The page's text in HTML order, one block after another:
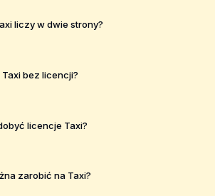
liczy w dwie strony?
Taxi bez licencji?
licencje Taxi?
zarobić na Taxi?